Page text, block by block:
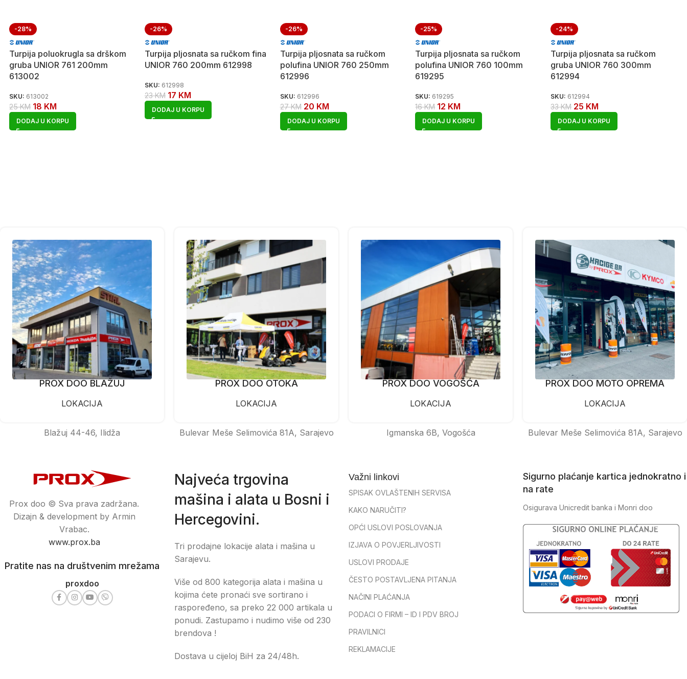
-28%
Turpija poluokrugla sa drškom
gruba UNIOR 761 200mm
613002
SKU: 613002
25KM 18 KM
DODAJ U KORPU
-26%
Turpija pljosnata sa ručkom fina
UNIOR 760 200mm 612998
SKU: 612998
23KM 17 KM
DODAJ U KORPU
-26%
Turpija pljosnata sa ručkom
polufina UNIOR 760 250mm
612996
SKU: 612996
27KM 20 KM
DODAJ U KORPU
-25%
Turpija pljosnata sa ručkom
polufina UNIOR 760 100mm
619295
SKU: 619295
16KM 12 KM
DODAJ U KORPU
-24%
Turpija pljosnata sa ručkom
gruba UNIOR 760 300mm
612994
SKU: 612994
33KM 25 KM
DODAJ U KORPU
PROX DOO BLAŽUJ
LOKACIJA
Blažuj 44-46, Ilidža
PROX DOO OTOKA
LOKACIJA
Bulevar Meše Selimovića 81A, Sarajevo
PROX DOO VOGOŠĆA
LOKACIJA
Igmanska 6B, Vogošća
PROX DOO MOTO OPREMA
LOKACIJA
Bulevar Meše Selimovića 81A, Sarajevo
Prox doo © Sva prava zadržana.
Dizajn & development by Armin
Vrabac.
www.prox.ba
Pratite nas na društvenim mrežama
proxdoo
Najveća trgovina
mašina i alata u Bosni i
Hercegovini.
Tri prodajne lokacije alata i mašina u
Sarajevu.
Više od 800 kategorija alata i mašina u
kojima ćete pronaći sve sortirano i
raspoređeno, sa preko 22 000 artikala u
ponudi. Zastupamo i nudimo više od 230
brendova !
Dostava u cijeloj BiH za 24/48h.
Važni linkovi
SPISAK OVLAŠTENIH SERVISA
KAKO NARUČITI?
OPĆI USLOVI POSLOVANJA
IZJAVA O POVJERLJIVOSTI
USLOVI PRODAJE
ČESTO POSTAVLJENA PITANJA
NAČINI PLAĆANJA
PODACI O FIRMI – ID I PDV BROJ
PRAVILNICI
REKLAMACIJE
Sigurno plaćanje kartica jednokratno i
na rate
Osigurava Unicredit banka i Monri doo